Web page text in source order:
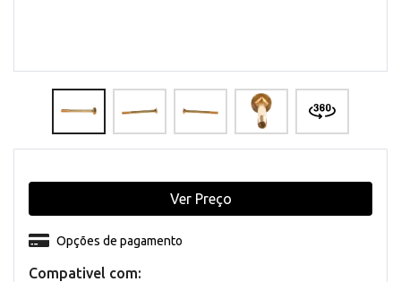
Compativel com:
Opções de pagamento
Ver Preço